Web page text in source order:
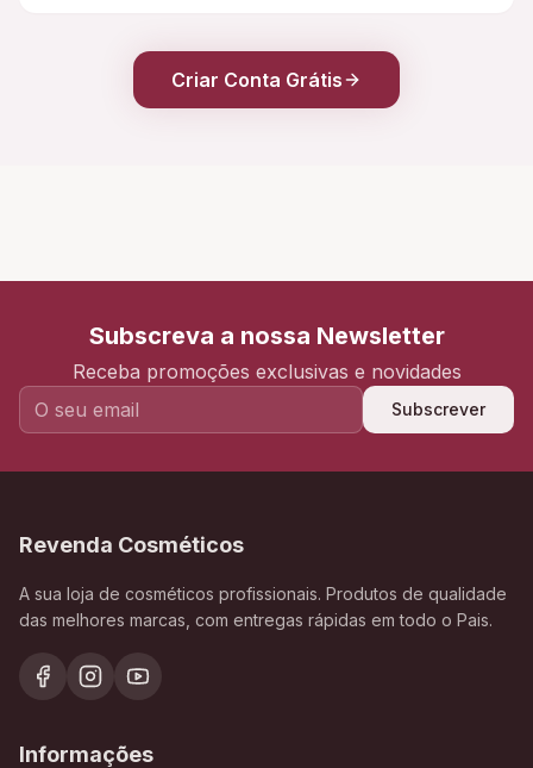
Criar Conta Grátis
Subscreva a nossa Newsletter
Receba promoções exclusivas e novidades
Subscrever
Revenda Cosméticos
A sua loja de cosméticos profissionais. Produtos de qualidade
das melhores marcas, com entregas rápidas em todo o Pais.
Informações